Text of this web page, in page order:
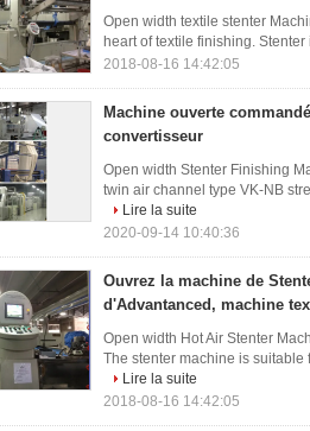
Open width textile stenter
heart of textile finishing.
2018-08-16 14:42:05
Machine ouverte
convertisseur
Open width Stenter Finishing
twin air channel type VK-NB
Lire la suite
2020-09-14 10:40:36
Ouvrez la machine de
d'Advantanced, machine
Open width Hot Air Stenter
The stenter machine is suitable
Lire la suite
2018-08-16 14:42:05